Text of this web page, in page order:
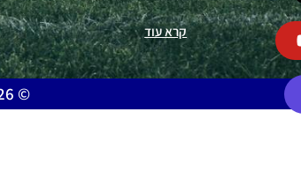
קרא עוד
© 2016-2026 כל הזכויות שמורות ל- PES-ISRAEL.co.il